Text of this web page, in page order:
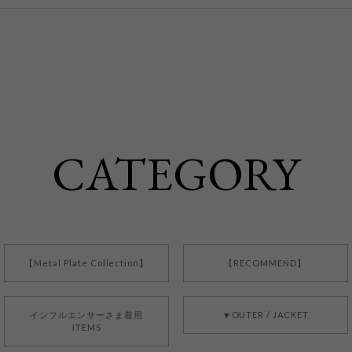
CATEGORY
【Metal Plate Collection】 【RECOMMEND】
インフルエンサーさま着用
ITEMS
▼OUTER / JACKET